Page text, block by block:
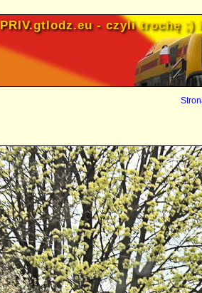
PRIV.gtlodz.eu - czyli trochę ;)